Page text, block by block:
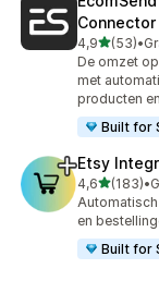
Connector
4,9van 5
(53)
53 recensies
•
De omzet
met
producten
Built for
Etsy
4,6van 5
(183)
183 •
en
Built for